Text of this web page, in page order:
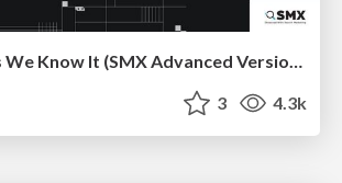
End of SEO as We Know It (SMX Advanced Version)
3 4.3k